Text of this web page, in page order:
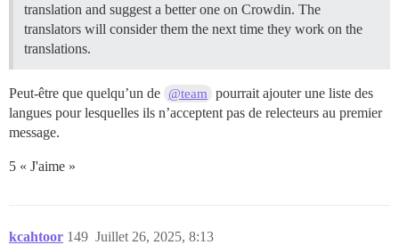
translation and suggest a better one on Crowdin. The
translators will consider them the next time they work on the
translations.
Peut-être que quelqu’un de @team
pourrait ajouter une liste des
langues pour lesquelles ils n’acceptent pas de relecteurs au premier
message.
5 « J'aime »
kcahtoor Juillet 26, 2025, 8:13
149